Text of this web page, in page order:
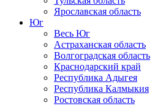
Ярославская область
Юг
Весь Юг
Астраханская область
Волгоградская область
Краснодарский край
Республика Адыгея
Республика Калмыкия
Ростовская область